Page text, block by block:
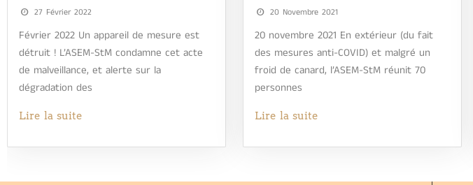
27 Février 2022
Février 2022 Un appareil de mesure est
détruit ! L’ASEM-StM condamne cet acte
de malveillance, et alerte sur la
dégradation des
Lire la suite
20 Novembre 2021
20 novembre 2021 En extérieur (du fait
des mesures anti-COVID) et malgré un
froid de canard, l’ASEM-StM réunit 70
personnes
Lire la suite